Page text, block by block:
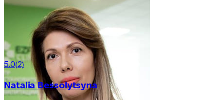
5.0(2)
Natalia Bessolytsyna